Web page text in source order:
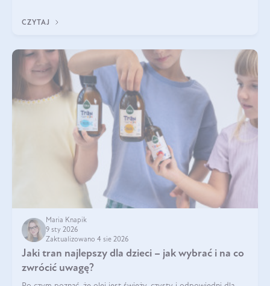
CZYTAJ
Maria Knapik
9 sty 2026
Zaktualizowano 4 sie 2026
Jaki tran najlepszy dla dzieci – jak wybrać i na co
zwrócić uwagę?